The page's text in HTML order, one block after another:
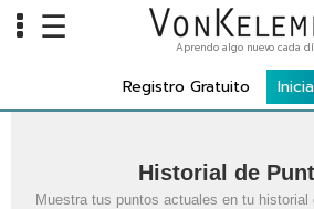
Carreras
☰ Aprendo algo nuevo cada
Registro Gratuito
Historial de
Muestra tus puntos actuales en tu historial